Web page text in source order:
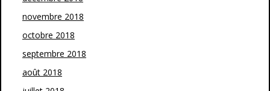
novembre 2018
octobre 2018
septembre 2018
août 2018